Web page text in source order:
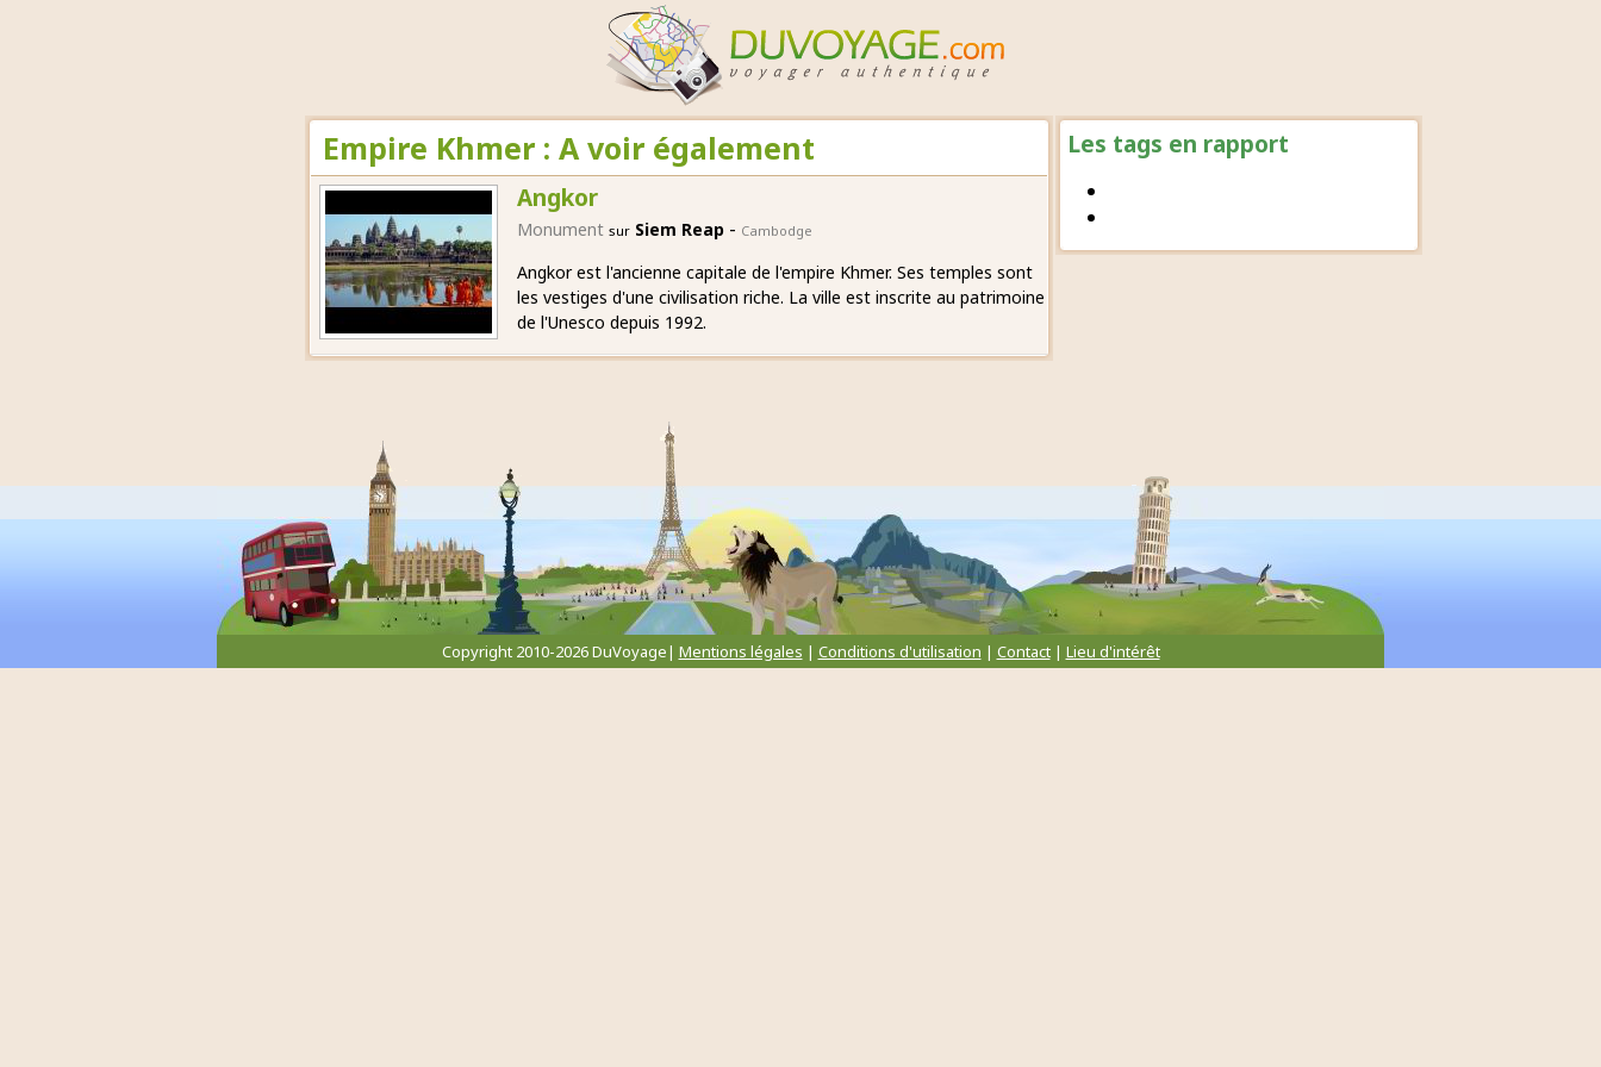
Les tags en rapport
Empire Khmer : A voir également
Angkor
Monument sur Siem Reap - Cambodge
Angkor est l'ancienne capitale de l'empire Khmer. Ses temples sont
les vestiges d'une civilisation riche. La ville est inscrite au patrimoine
de l'Unesco depuis 1992.
Copyright 2010-2026 DuVoyage| Mentions légales | Conditions d'utilisation | Contact| Lieu d'intérêt